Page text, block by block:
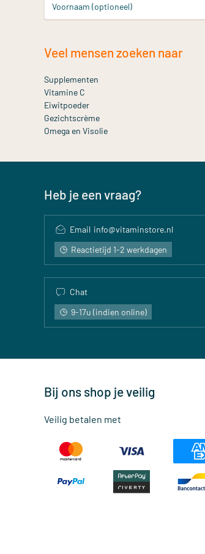
Voornaam (optioneel)
Veel mensen zoeken naar
Supplementen
Vitamine C
Eiwitpoeder
Gezichtscrème
Omega en Visolie
Heb je een vraag?
Email info@vitaminstore.nl
Reactietijd 1-2 werkdagen
Chat
9-17u (indien online)
Bij ons shop je veilig
Veilig betalen met